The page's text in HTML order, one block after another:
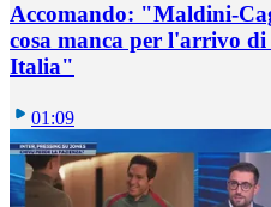
Accomando: "Maldini-
cosa manca per l'arrivo
Italia"
01:09